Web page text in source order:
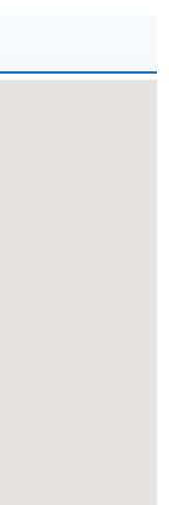
しています。